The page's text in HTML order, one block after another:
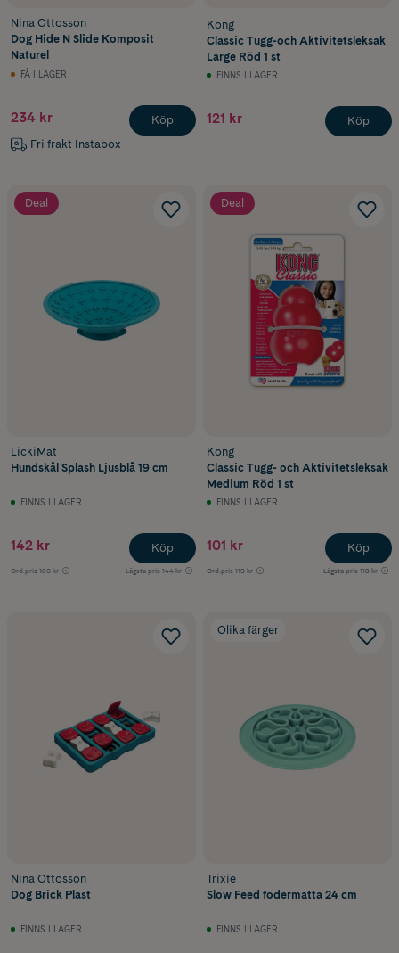
Nina Ottosson
Dog Hide N Slide Komposit
Naturel
FÅ I LAGER
234 kr
Fri frakt Instabox
Köp
Kong
Classic Tugg-och Aktivitetsleksak
Large Röd 1 st
FINNS I LAGER
121 kr Köp
Deal
LickiMat
Hundskål Splash Ljusblå 19 cm
FINNS I LAGER
142 kr
Ord.pris 180 kr Lägsta pris 144 kr
Köp
Deal
Kong
Classic Tugg- och Aktivitetsleksak
Medium Röd 1 st
FINNS I LAGER
101 kr
Ord.pris 119 kr Lägsta pris 118 kr
Köp
Nina Ottosson
Dog Brick Plast
FINNS I LAGER
Olika färger
Trixie
Slow Feed fodermatta 24 cm
FINNS I LAGER